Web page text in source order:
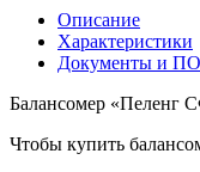
Описание
Характеристики
Документы и ПО
Балансомер «Пеленг
Чтобы купить